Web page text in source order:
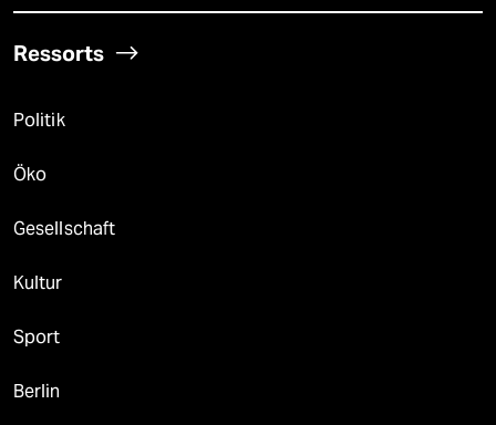
Ressorts
Politik
Öko
Gesellschaft
Kultur
Sport
Berlin